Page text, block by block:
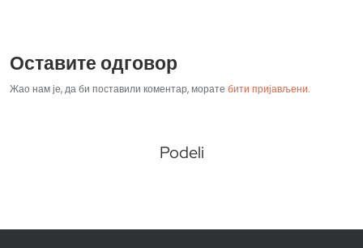
Оставите одговор
Жао нам је, да би поставили коментар, морате бити пријављени.
Podeli